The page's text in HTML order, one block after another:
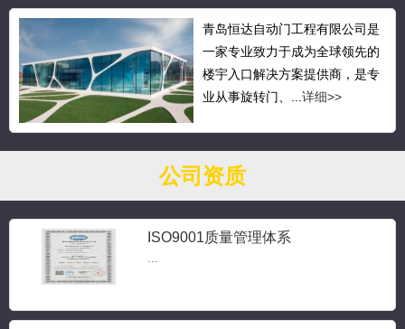
青岛恒达自动门工程有限公司是
一家专业致力于成为全球领先的
楼宇入口解决方案提供商，是专
业从事旋转门、... 详细>>
公司资质
ISO9001质量管理体系